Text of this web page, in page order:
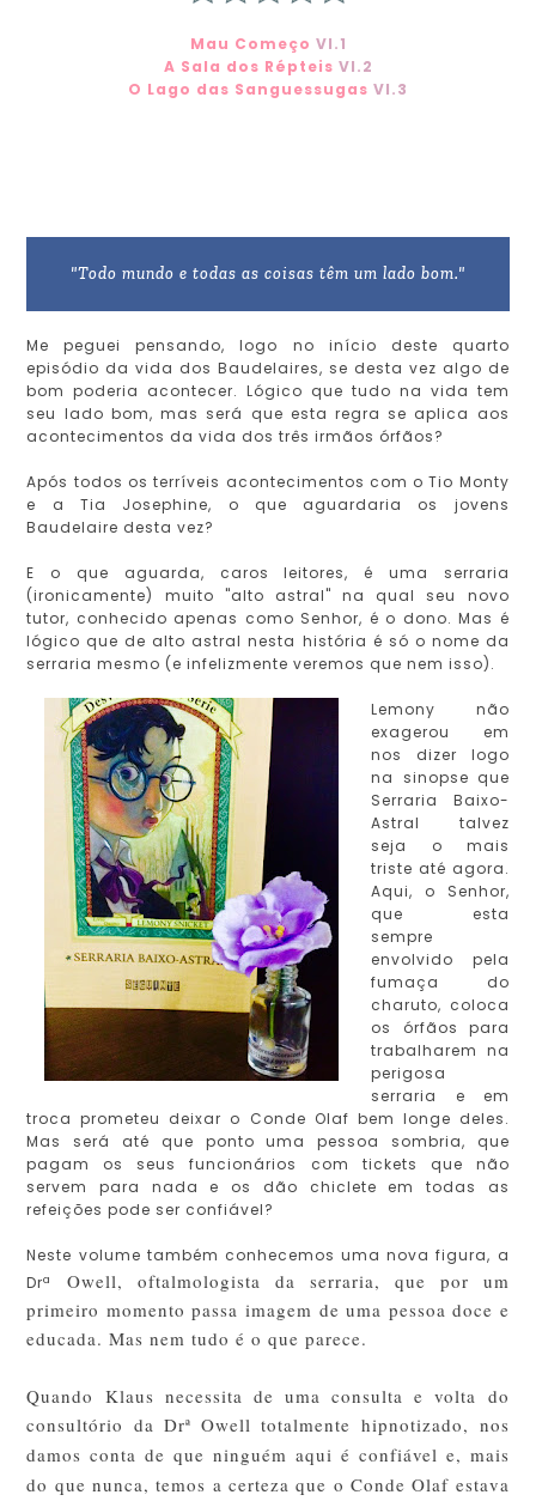
Mau Começo Vl.1
A Sala dos Répteis Vl.2
O Lago das Sanguessugas Vl.3
"Todo mundo e todas as coisas têm um lado bom."
Me peguei pensando, logo no início deste quarto
episódio da vida dos Baudelaires, se desta vez algo de
bom poderia acontecer. Lógico que tudo na vida tem
seu lado bom, mas será que esta regra se aplica aos
acontecimentos da vida dos três irmãos órfãos?
Após todos os terríveis acontecimentos com o Tio Monty
e a Tia Josephine, o que aguardaria os jovens
Baudelaire desta vez?
E o que aguarda, caros leitores, é uma serraria
(ironicamente) muito "alto astral" na qual seu novo
tutor, conhecido apenas como Senhor, é o dono. Mas é
lógico que de alto astral nesta história é só o nome da
serraria mesmo (e infelizmente veremos que nem isso).
Lemony não
exagerou em
nos dizer logo
na sinopse que
Serraria Baixo-
Astral talvez
seja o mais
triste até agora.
Aqui, o Senhor,
que esta
sempre
envolvido pela
fumaça do
charuto, coloca
os órfãos para
trabalharem na
perigosa
serraria e em
troca prometeu deixar o Conde Olaf bem longe deles.
Mas será até que ponto uma pessoa sombria, que
pagam os seus funcionários com tickets que não
servem para nada e os dão chiclete em todas as
refeições pode ser confiável?
Neste volume também conhecemos uma nova figura, a
Drª
Owell, oftalmologista da serraria, que por um
primeiro momento passa imagem de uma pessoa doce e
educada. Mas nem tudo é o que parece.
Quando Klaus necessita de uma consulta e volta do
consultório da Drª Owell totalmentehipnotizado, nos
damos conta de que ninguém aqui é confiável e, mais
do que nunca, temos a certeza que o Conde Olaf estava